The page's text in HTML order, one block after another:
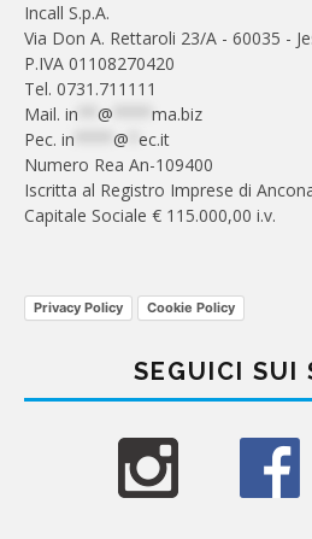
Incall S.p.A.
Via Don A. Rettaroli 23/A - 60035 -
P.IVA 01108270420
Tel. 0731.711111
Mail. in @
ma.biz
Pec. in @ ec.it
Numero Rea An-109400
Iscritta al Registro Imprese di
Capitale Sociale € 115.000,00 i.v.
Privacy Policy Cookie Policy
SEGUICI SUI